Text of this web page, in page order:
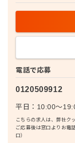
電話で応募
0120509912
平日：10:00〜
こちらの求人は、弊社ク
ご応募後は窓口よりお電
口）